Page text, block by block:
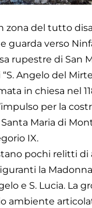
zona del tutto
guarda verso
rupestre di San
Angelo del
in chiesa nel
per la
Maria di
IX.
pochi relitti di
la
e S. Lucia. La
ambiente